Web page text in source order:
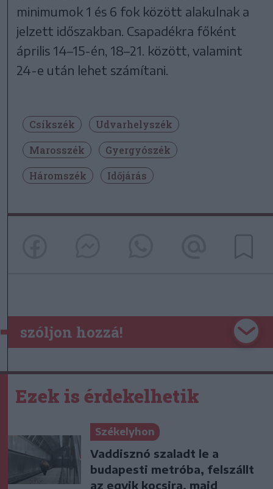
minimumok 1 és 6 fok között alakulnak a
jelzett időszakban. Csapadékra főként
április 14–15-én, 18–21. között, valamint
24-e után lehet számítani.
Csíkszék
Udvarhelyszék
Marosszék
Gyergyószék
Háromszék
Időjárás
szóljon hozzá!
Ezek is érdekelhetik
Székelyhon
Vaddisznó szaladt le a
budapesti metróba, felszállt
az egyik kocsira, majd